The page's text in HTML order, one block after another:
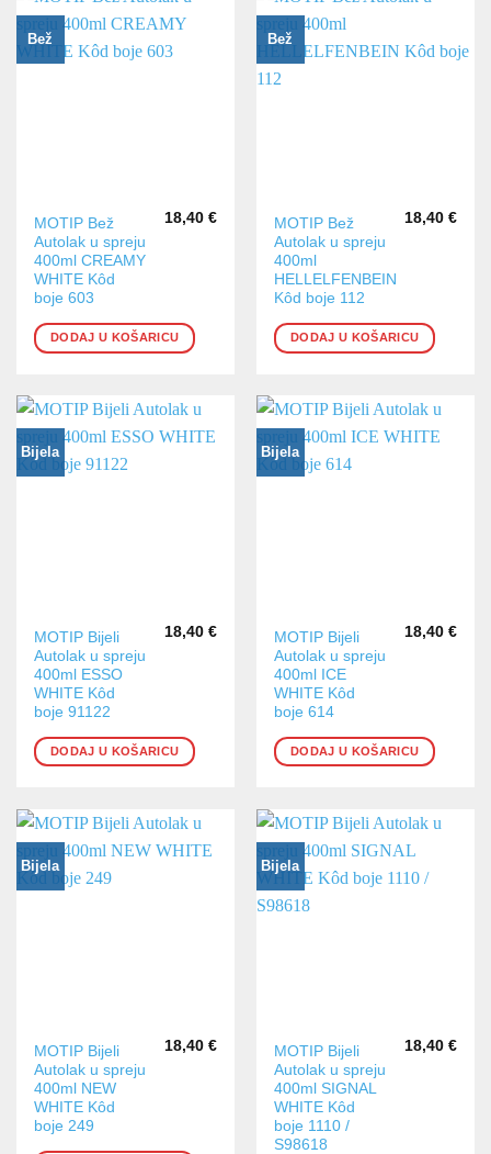
Bež
MOTIP Bež
Autolak u spreju
400ml CREAMY
WHITE Kôd
boje 603
18,40 €
DODAJ U KOŠARICU
Bež
MOTIP Bež
Autolak u spreju
400ml
HELLELFENBEIN
Kôd boje 112
18,40 €
DODAJ U KOŠARICU
Bijela
MOTIP Bijeli
Autolak u spreju
400ml ESSO
WHITE Kôd
boje 91122
18,40 €
DODAJ U KOŠARICU
Bijela
MOTIP Bijeli
Autolak u spreju
400ml ICE
WHITE Kôd
boje 614
18,40 €
DODAJ U KOŠARICU
Bijela
MOTIP Bijeli
Autolak u spreju
400ml NEW
WHITE Kôd
boje 249
18,40 €
Bijela
MOTIP Bijeli
Autolak u spreju
400ml SIGNAL
WHITE Kôd
boje 1110 /
S98618
18,40 €